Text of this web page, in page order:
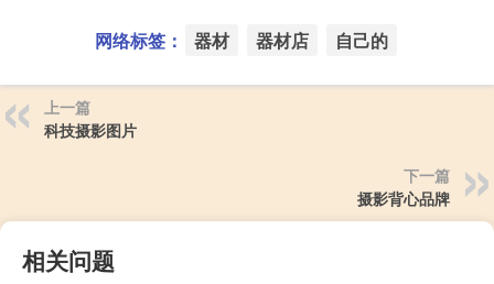
网络标签： 器材 器材店 自己的
上一篇
科技摄影图片
下一篇
摄影背心品牌
相关问题